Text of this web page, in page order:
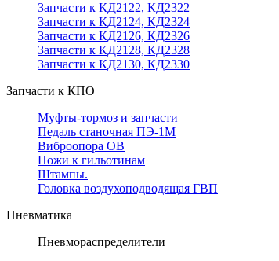
Запчасти к КД2122, КД2322
Запчасти к КД2124, КД2324
Запчасти к КД2126, КД2326
Запчасти к КД2128, КД2328
Запчасти к КД2130, КД2330
Запчасти к КПО
Муфты-тормоз и запчасти
Педаль станочная ПЭ-1М
Виброопора ОВ
Ножи к гильотинам
Штампы.
Головка воздухоподводящая ГВП
Пневматика
Пневмораспределители